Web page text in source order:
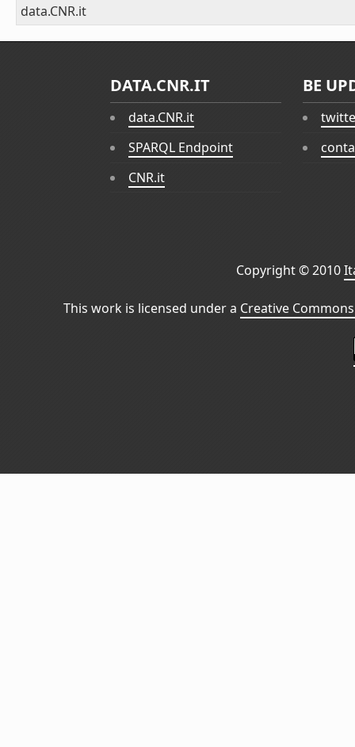
data.CNR.it
DATA.CNR.IT
data.CNR.it
SPARQL Endpoint
CNR.it
BE
Copyright © 2010
This work is licensed under a Creative